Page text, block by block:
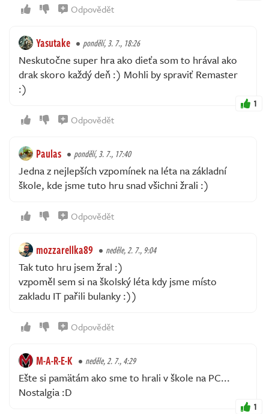
Odpovědět
Yasutake pondělí, 3. 7., 18:26
Neskutočne super hra ako dieťa som to hrával ako
drak skoro každý deň :) Mohli by spraviť Remaster
:)
1
Odpovědět
Paulas pondělí, 3. 7., 17:40
Jedna z nejlepších vzpomínek na léta na základní
škole, kde jsme tuto hru snad všichni žrali :)
Odpovědět
mozzarellka89 neděle, 2. 7., 9:04
Tak tuto hru jsem žral :)
vzpoměl sem si na školský léta kdy jsme místo
zakladu IT pařili bulanky :))
Odpovědět
M-A-R-E-K neděle, 2. 7., 4:29
Ešte si pamätám ako sme to hrali v škole na PC...
Nostalgia :D
1